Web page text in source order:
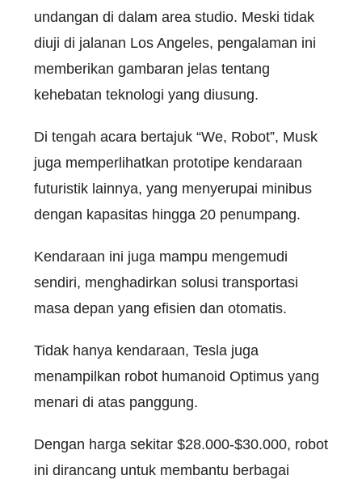
undangan di dalam area studio. Meski tidak
diuji di jalanan Los Angeles, pengalaman ini
memberikan gambaran jelas tentang
kehebatan teknologi yang diusung.
Di tengah acara bertajuk “We, Robot”, Musk
juga memperlihatkan prototipe kendaraan
futuristik lainnya, yang menyerupai minibus
dengan kapasitas hingga 20 penumpang.
Kendaraan ini juga mampu mengemudi
sendiri, menghadirkan solusi transportasi
masa depan yang efisien dan otomatis.
Tidak hanya kendaraan, Tesla juga
menampilkan robot humanoid Optimus yang
menari di atas panggung.
Dengan harga sekitar $28.000-$30.000, robot
ini dirancang untuk membantu berbagai